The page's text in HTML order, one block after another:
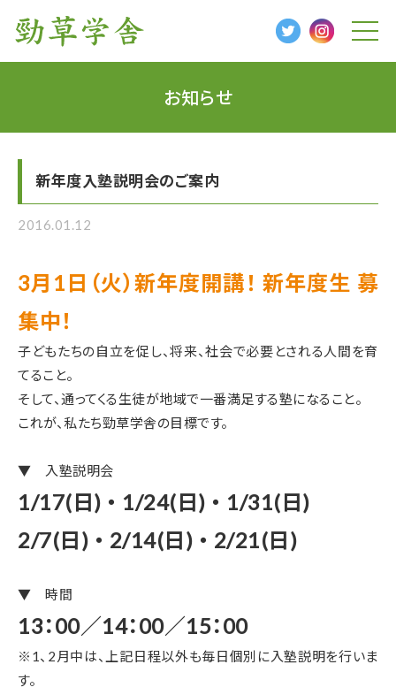
t
g
i
お知らせ
新年度入塾説明会のご案内
2016.01.12
3月1日（火）新年度開講！ 新年度生 募
集中！
子どもたちの自立を促し、将来、社会で必要とされる人間を育
てること。
そして、通ってくる生徒が地域で一番満足する塾になること。
これが、私たち勁草学舎の目標です。
▼ 入塾説明会
1/17(日) ・ 1/24(日) ・ 1/31(日)
2/7(日) ・ 2/14(日) ・ 2/21(日)
▼ 時間
13：00／14：00／15：00
※1、2月中は、上記日程以外も毎日個別に入塾説明を行いま
す。